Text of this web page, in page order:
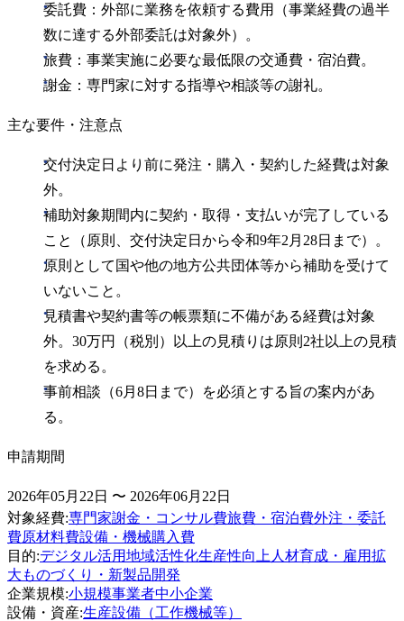
委託費：外部に業務を依頼する費用（事業経費の過半
数に達する外部委託は対象外）。
旅費：事業実施に必要な最低限の交通費・宿泊費。
謝金：専門家に対する指導や相談等の謝礼。
主な要件・注意点
交付決定日より前に発注・購入・契約した経費は対象
外。
補助対象期間内に契約・取得・支払いが完了している
こと（原則、交付決定日から令和9年2月28日まで）。
原則として国や他の地方公共団体等から補助を受けて
いないこと。
見積書や契約書等の帳票類に不備がある経費は対象
外。30万円（税別）以上の見積りは原則2社以上の見積
を求める。
事前相談（6月8日まで）を必須とする旨の案内があ
る。
申請期間
2026年05月22日 〜 2026年06月22日
対象経費:専門家謝金・コンサル費旅費・宿泊費外注・委託
費原材料費設備・機械購入費
目的:デジタル活用地域活性化生産性向上 人材育成・雇用拡
大 ものづくり・新製品開発
企業規模:小規模事業者中小企業
設備・資産:生産設備（工作機械等）